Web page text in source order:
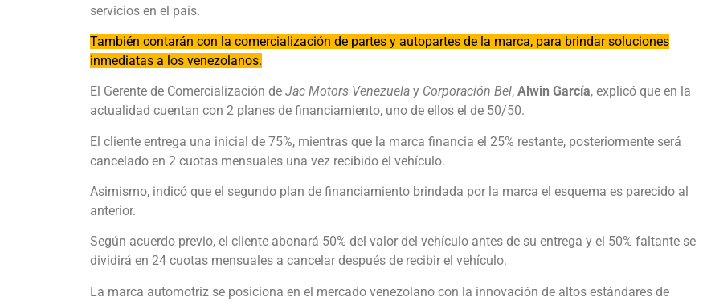
servicios en el país.
También contarán con la comercialización de partes y autopartes de la marca, para brindar soluciones
inmediatas a los venezolanos.
El Gerente de Comercialización de Jac Motors Venezuela y Corporación Bel, Alwin García, explicó que en la
actualidad cuentan con 2 planes de financiamiento, uno de ellos el de 50/50.
El cliente entrega una inicial de 75%, mientras que la marca financia el 25% restante, posteriormente será
cancelado en 2 cuotas mensuales una vez recibido el vehículo.
Asimismo, indicó que el segundo plan de financiamiento brindada por la marca el esquema es parecido al
anterior.
Según acuerdo previo, el cliente abonará 50% del valor del vehículo antes de su entrega y el 50% faltante se
dividirá en 24 cuotas mensuales a cancelar después de recibir el vehículo.
La marca automotriz se posiciona en el mercado venezolano con la innovación de altos estándares de